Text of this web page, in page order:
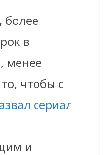
более
в
менее
чтобы с
сериал
и